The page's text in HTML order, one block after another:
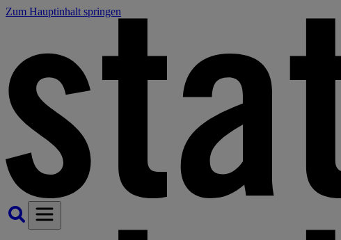
Zum Hauptinhalt springen